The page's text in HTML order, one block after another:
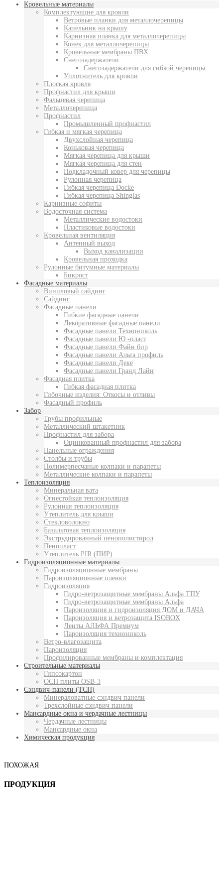
Кровельные материалы
Комплектующие для кровли
Ветровые планки для металлочерепицы
Капельник на крышу
Карнизная планка для металлочерепицы
Конек для металлочерепицы
Кровельные мембраны ПВХ
Снегозадержатели
Снегозадержатели для гибкой черепицы
Уплотнитель для кровли
Плоская кровля
Профнастил для крыши
Фальцевая черепица
Металлочерепица
Профнастил
Промышленный профнастил
Гибкая и мягкая черепица
Двухслойная черепица
Коньковая черепица
Мягкая черепица для крыши
Мягкая черепица для стен
Подкладочный ковер для черепицы
Рулонная черепица
Гибкая черепица Docke
Гибкая черепица Shinglas
Карнизные софиты
Водосточная система
Металлические водостоки
Пластиковые водостоки
Кровельная вентиляция
Антенный выход
Выход канализации
Кровельная проходка
Рулонные битумные материалы
Бикрост
Фасадные материалы
Виниловый сайдинг
Сайдинг
Фасадные панели
Гибкие фасадные панели
Декоративные фасадные панели
Фасадные панели Технониколь
Фасадные панели Ю -пласт
Фасадные панели Файн бир
Фасадные панели Альта профиль
Фасадные панели Деке
Фасадные панели Гранд Лайн
Фасадная плитка
Гибкая фасадная плитка
Гибочные изделия: Откосы и отливы
Фасадный профиль
Забор
Трубы профильные
Металлический штакетник
Профнастил для забора
Оцинкованный профнастил для забора
Панельные ограждения
Столбы и трубы
Полимерпесчаные колпаки и парапеты
Металлические колпаки и парапеты
Теплоизоляция
Минеральная вата
Огнестойкая теплоизоляция
Рулонная теплоизоляция
Утеплитель для крыши
Стекловолокно
Базальтовая теплоизоляция
Экструдированный пенополистирол
Пенопласт
Утеплитель PIR (ПИР)
Гидроизоляционные материалы
Гидроизоляционные мембраны
Пароизоляционные пленки
Гидроизоляция
Гидро-ветрозащитные мембраны Альфа ТПУ
Гидро-ветрозащитные мембраны Альфа
Пароизоляция и гидроизоляция ДОМ и ДАЧА
Пароизоляция и ветрозащита ISOBOX
Ленты АЛЬФА Премиум
Пароизоляция технониколь
Ветро-влагозащита
Пароизоляция
Профилированные мембраны и комплектация
Строительные материалы
Гипсокартон
ОСП плиты OSB-3
Сэндвич-панели (ТСП)
Минераловатные сэндвич панели
Трехслойные сэндвич панели
Мансардные окна и чердачные лестницы
Чердачные лестницы
Мансардные окна
Химическая продукция
ПОХОЖАЯ
ПРОДУКЦИЯ